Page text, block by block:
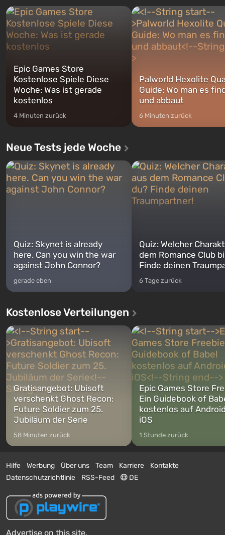
Charakteren: Michael, Trevor und
Franklin, zwischen denen Sie
jederzeit...
nach dem Abwurf von
auf Amerika geöffnet wird.
Epic Games Store
Kostenlose Spiele Diese
Woche: Was ist gerade
kostenlos
4 Minuten zurück
Palworld Hexolite
Guide: Wo man es
und abbaut
6 Minuten zurück
Neue Tests jede Woche
Quiz: Skynet is already
here. Can you win the war
against John Connor?
gerade eben
Quiz: Welcher
dem Romance Club
Finde deinen
6 Tage zurück
Kostenlose Verteilungen
Gratisangebot: Ubisoft
verschenkt Ghost Recon:
Future Soldier zum 25.
Jubiläum der Serie
58 Minuten zurück
Epic Games Store
Ein Guidebook of
kostenlos auf
iOS
1 Stunde zurück
Hilfe Werbung Über uns Team Karriere
Kontakte
Datenschutzrichtlinie
RSS-Feed DE
Advertise on this site.